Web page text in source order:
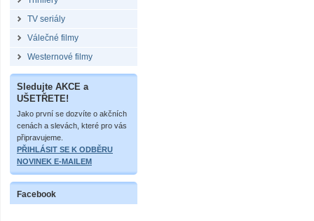
TV seriály
Válečné filmy
Westernové filmy
Sledujte AKCE a
UŠETŘETE!
Jako první se dozvíte o akčních
cenách a slevách, které pro vás
připravujeme.
PŘIHLÁSIT SE K ODBĚRU
NOVINEK E-MAILEM
Facebook